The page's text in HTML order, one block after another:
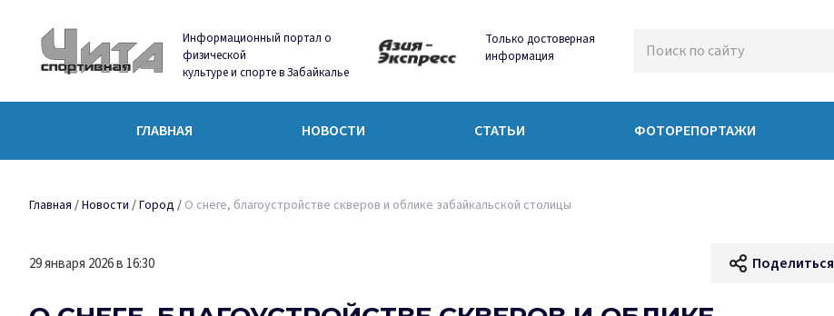
Информационный портал о
физической
культуре и спорте в Забайкалье
Только достоверная
информация
ГЛАВНАЯ НОВОСТИ СТАТЬИ ФОТОРЕПОРТАЖИ
Главная /Новости /Город / О снеге, благоустройстве скверов и облике забайкальской столицы
29 января 2026 в 16:30 Поделиться